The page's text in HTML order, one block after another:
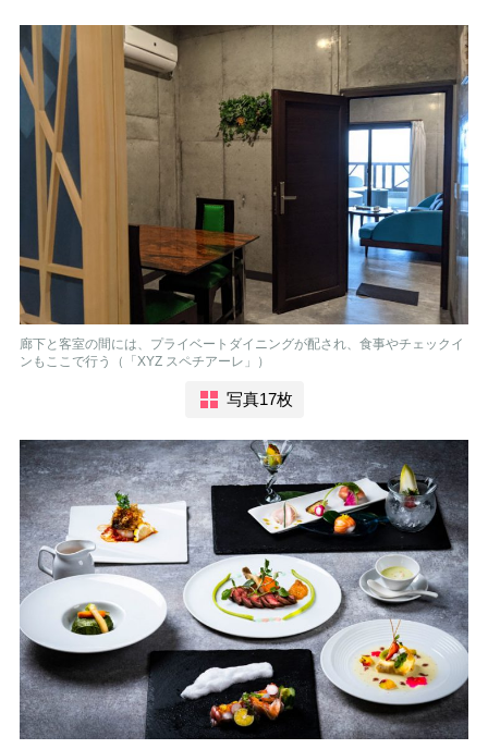
廊下と客室の間には、プライベートダイニングが配され、食事やチェックイ
ンもここで行う（「XYZ スペチアーレ」）
写真17枚